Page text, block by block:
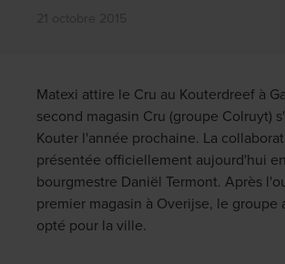
Matexi attire le Cru au Kouterdreef à
second magasin Cru (groupe Colruyt)
Kouter l'année prochaine. La
présentée officiellement aujourd'hui
bourgmestre Daniël Termont. Après
premier magasin à Overijse, le groupe
opté pour la ville.